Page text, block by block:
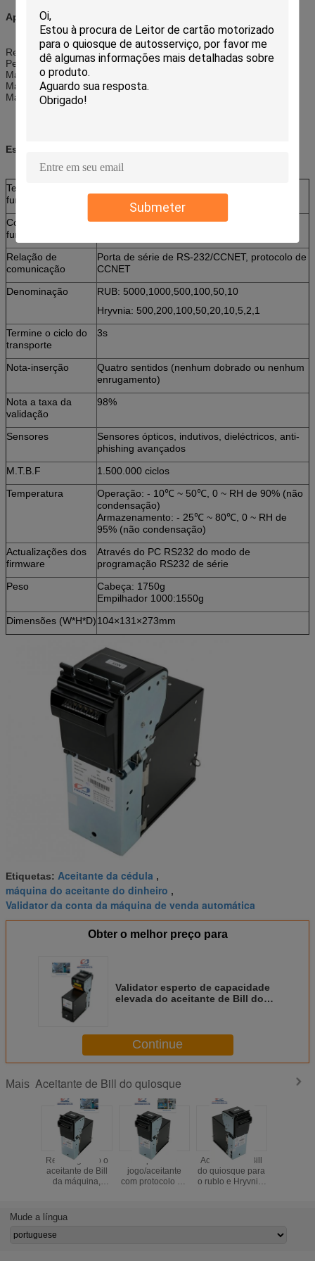
Submeter
Aplicações:
Recarregando a máquina
Petroleiro
Máquina de venda automática automática
Máquina do jogo
Máquina do pagamento do auto-serviço
Especificações:
Tensão de
funcionamento
Corrente de
funcionamento
Estática: 300mA
Relação de
comunicação
Porta de série de RS-232/CCNET, protocolo de
CCNET
Denominação
RUB: 5000,1000,500,100,50,10
Hryvnia: 500,200,100,50,20,10,5,2,1
Termine o ciclo do
transporte
3s
Nota-inserção
Quatro sentidos (nenhum dobrado ou nenhum
enrugamento)
Nota a taxa da
validação
98%
Sensores
Sensores ópticos, indutivos, dieléctricos, anti-
phishing avançados
M.T.B.F
1.500.000 ciclos
Temperatura
Operação: - 10℃ ~ 50℃, 0 ~ RH de 90% (não
condensação)
Armazenamento: - 25℃ ~ 80℃, 0 ~ RH de
95% (não condensação)
Actualizações dos
firmware
Através do PC RS232 do modo de
programação RS232 de série
Peso
Cabeça: 1750g
Empilhador 1000:1550g
Dimensões (W*H*D)104×131×273mm
Etiquetas: Aceitante da cédula ,
máquina do aceitante do dinheiro ,
Validator da conta da máquina de venda automática
Obter o melhor preço para
Validator esperto de capacidade
elevada do aceitante de Bill do
Continue
Mais Aceitante de Bill do quiosque
Recarregando o
aceitante de Bill
da máquina,
CCNET do jogo
Máquina do
jogo/aceitante
com protocolo de
Aceitante de Bill
do quiosque para
o rublo e Hryvnia,
Mude a língua